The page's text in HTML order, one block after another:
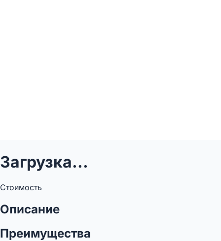
Загрузка...
Стоимость
Описание
Преимущества